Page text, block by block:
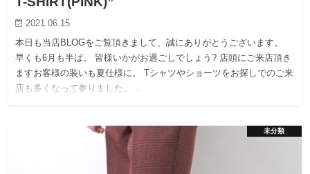
2021.06.15
本日も当店BLOGをご覧頂きまして、誠にありがとうございます。
早くも6月も半ば。 皆様いかがお過ごしでしょう? 店頭にご来店頂き
ますお客様の装いも夏仕様に。 Tシャツやショーツをお探しでのご来
店も多くなって参りました。…
未分類